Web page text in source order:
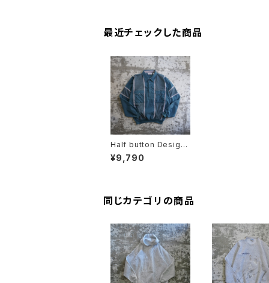
最近チェックした商品
Half button Design
p/o
¥9,790
同じカテゴリの商品